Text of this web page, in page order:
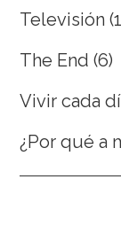
Televisión
The End (6)
Vivir cada
¿Por qué a